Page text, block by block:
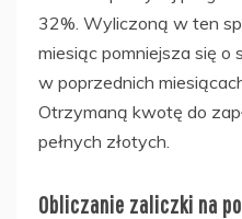
32%. Wyliczoną w ten
miesiąc pomniejsza się o
w poprzednich
Otrzymaną kwotę do
pełnych złotych.
Obliczanie zaliczki na